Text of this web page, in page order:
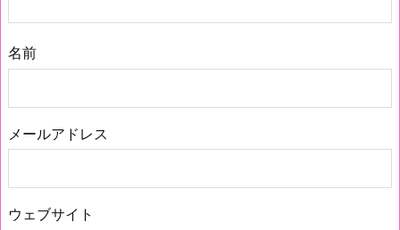
名前
メールアドレス
ウェブサイト